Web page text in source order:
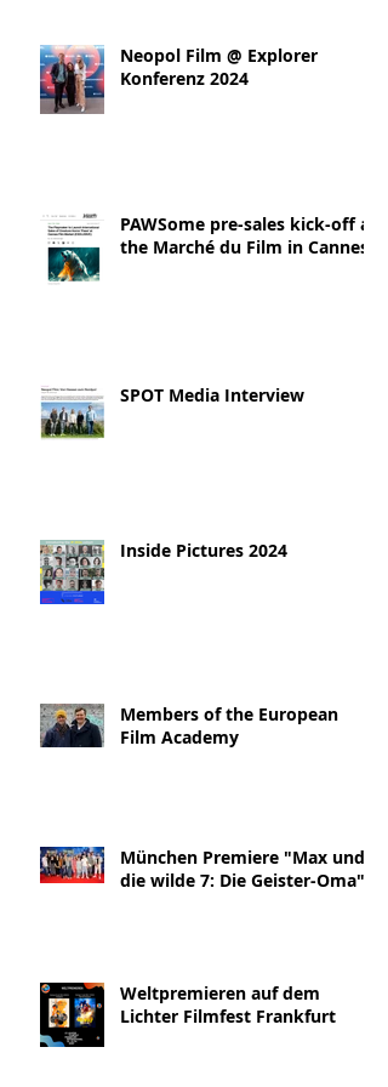
Neopol Film @ Explorer
Konferenz 2024
PAWSome pre-sales kick-off at
the Marché du Film in Cannes!
SPOT Media Interview
Inside Pictures 2024
Members of the European
Film Academy
München Premiere "Max und
die wilde 7: Die Geister-Oma"
Weltpremieren auf dem
Lichter Filmfest Frankfurt